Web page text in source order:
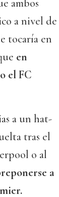
ambos
a nivel de
tocaría en
en
el FC
a un hat-
tras el
o al
a